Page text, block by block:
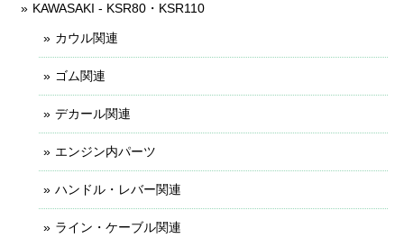
KAWASAKI - KSR80・KSR110
カウル関連
ゴム関連
デカール関連
エンジン内パーツ
ハンドル・レバー関連
ライン・ケーブル関連